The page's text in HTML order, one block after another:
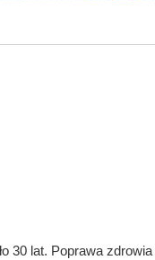
30 lat. Poprawa